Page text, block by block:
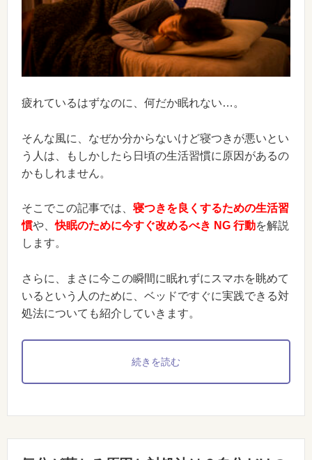
疲れているはずなのに、何だか眠れない…。
そんな風に、なぜか分からないけど寝つきが悪いとい
う人は、もしかしたら日頃の生活習慣に原因があるの
かもしれません。
そこでこの記事では、 寝つきを良くするための生活習
慣や、快眠のために今すぐ改めるべき NG 行動を解説
します。
さらに、まさに今この瞬間に眠れずにスマホを眺めて
いるという人のために、ベッドですぐに実践できる対
処法についても紹介していきます。
続きを読む